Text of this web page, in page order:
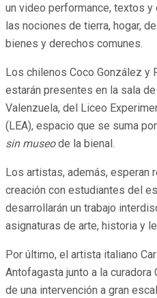
un video performance, textos
las nociones de tierra, hogar,
bienes y derechos comunes.
Los chilenos Coco González y
estarán presentes en la sala
Valenzuela, del Liceo
(LEA), espacio que se suma
sin museode la bienal.
Los artistas, además, esperan
creación con estudiantes del
desarrollarán un trabajo
asignaturas de arte, historia y
Por último, el artista italiano
Antofagasta junto a la
de una intervención a gran